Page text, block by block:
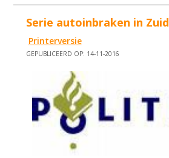
Serie autoinbraken in Zuid
Printerversie
GEPUBLICEERD OP: 14-11-2016